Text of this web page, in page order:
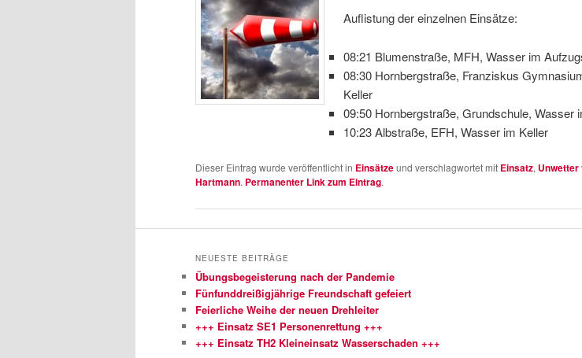
Auflistung der einzelnen Einsätze:
08:21 Blumenstraße, MFH, Wasser im
08:30 Hornbergstraße, Franziskus
Keller
09:50 Hornbergstraße, Grundschule, Wasser
10:23 Albstraße, EFH, Wasser im Keller
Dieser Eintrag wurde veröffentlicht in Einsätzeund verschlagwortet mit Einsatz, Unwetter
Hartmann. Permanenter Link zum Eintrag.
NEUESTE BEITRÄGE
Übungsbegeisterung nach der Pandemie
Fünfunddreißigjährige Freundschaft gefeiert
Feierliche Weihe der neuen Drehleiter
+++ Einsatz SE1 Personenrettung +++
+++ Einsatz TH2 Kleineinsatz Wasserschaden +++